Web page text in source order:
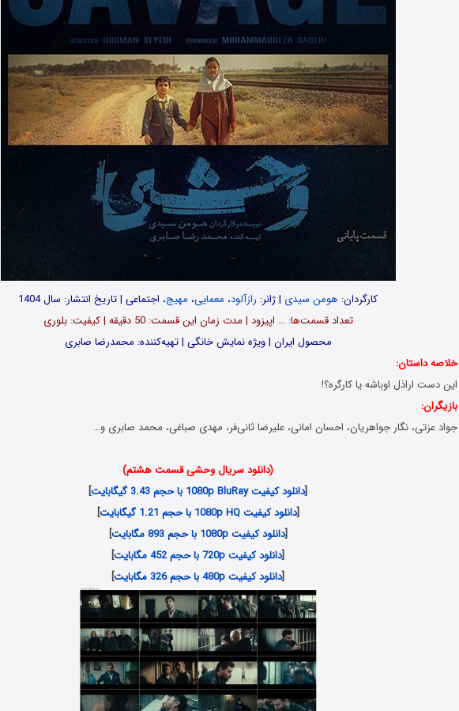
کارگردان: هومن سیدی | ژانر: رازآلود، معمایی، مهیج، اجتماعی | تاریخ انتشار: سال 1404
تعداد قسمت‌ها: … اپیزود | مدت زمان این قسمت: 50 دقیقه | کیفیت: بلوری
محصول ایران | ویژه نمایش خانگی | تهیه‌کننده: محمدرضا صابری
خلاصه داستان:
این دست اراذل اوباشه یا کارگره؟!
بازیگران:
جواد عزتی، نگار جواهریان، احسان امانی، علیرضا ثانی‌فر، مهدی صباغی، محمد صابری و…
(دانلود سریال وحشی قسمت هشتم)
[دانلود کیفیت 1080p BluRay با حجم 3.43 گیگابایت
]
[دانلود کیفیت 1080p HQ با حجم 1.21 گیگابایت
]
[دانلود کیفیت 1080p با حجم 893 مگابایت
]
[دانلود کیفیت 720p با حجم 452 مگابایت
]
[دانلود کیفیت 480p با حجم 326 مگابایت ]